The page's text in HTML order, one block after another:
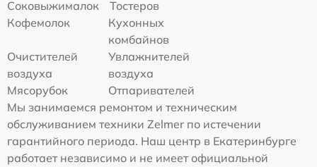
Соковыжималок
Тостеров
Кофемолок
Кухонных
комбайнов
Очистителей
воздуха
Увлажнителей
воздуха
Мясорубок
Отпаривателей
Мы занимаемся ремонтом и техническим
обслуживанием техники Zelmer по истечении
гарантийного периода. Наш центр в Екатеринбурге
работает независимо и не имеет официальной